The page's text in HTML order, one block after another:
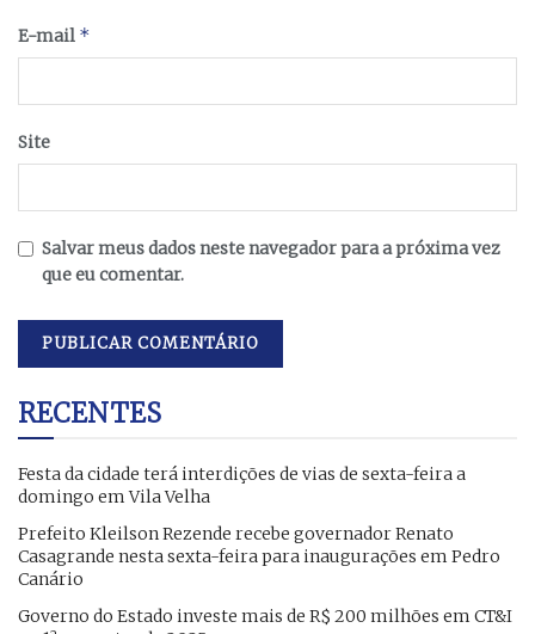
E-mail *
Site
Salvar meus dados neste navegador para a próxima vez
que eu comentar.
RECENTES
Festa da cidade terá interdições de vias de sexta-feira a
domingo em Vila Velha
Prefeito Kleilson Rezende recebe governador Renato
Casagrande nesta sexta-feira para inaugurações em Pedro
Canário
Governo do Estado investe mais de R$ 200 milhões em CT&I